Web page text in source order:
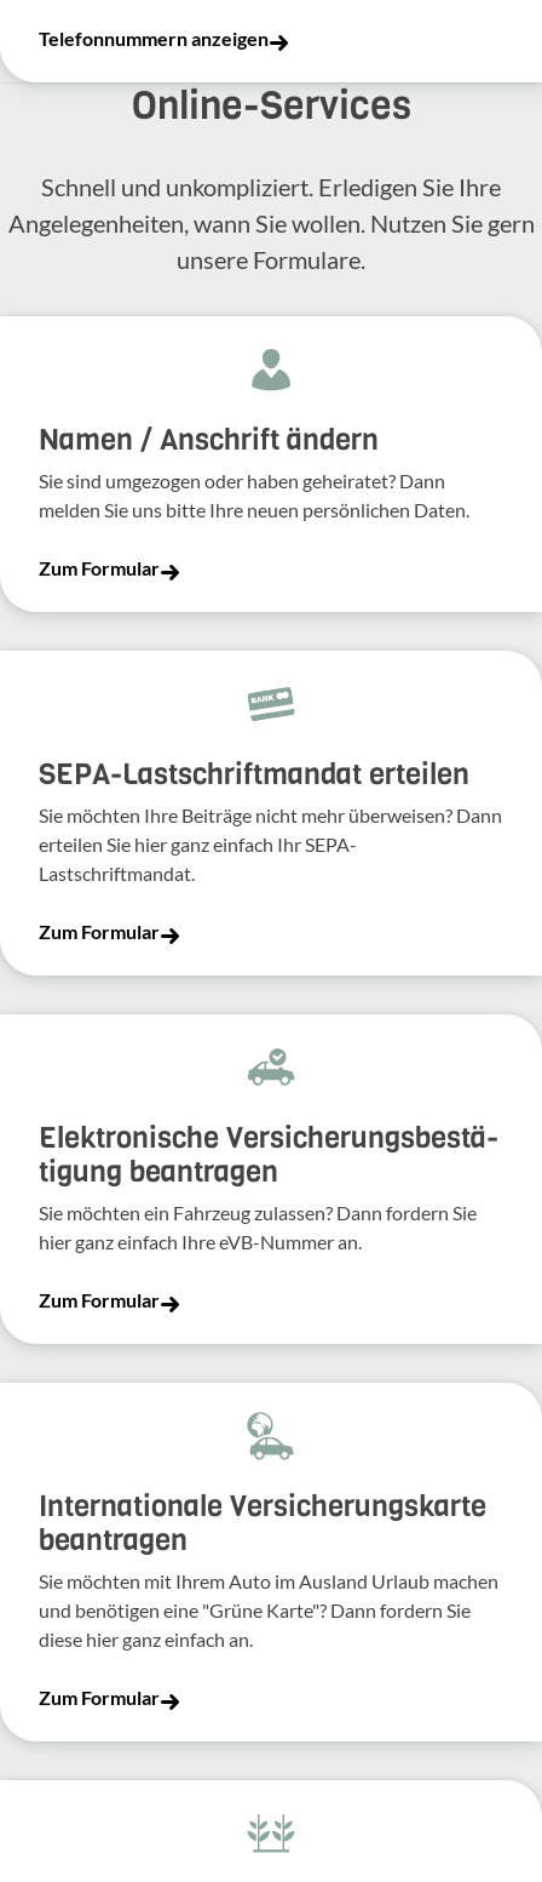
Telefonnummern anzeigen
Online-​Services
Schnell und unkompliziert. Erledigen Sie Ihre
Angelegenheiten, wann Sie wollen. Nutzen Sie gern
unsere Formulare.
Namen / Anschrift ändern
Sie sind umgezogen oder haben geheiratet? Dann
melden Sie uns bitte Ihre neuen persönlichen Daten.
Zum Formular
SEPA-Lastschriftmandat erteilen
Sie möchten Ihre Beiträge nicht mehr überweisen? Dann
erteilen Sie hier ganz einfach Ihr SEPA-
Lastschriftmandat.
Zum Formular
Elek­tro­ni­sche Versi­che­rungs­be­stä­
ti­gung bean­tragen
Sie möchten ein Fahr­zeug zulassen? Dann fordern Sie
hier ganz einfach Ihre eVB-​Nummer an.
Zum Formular
Inter­na­tio­nale Versi­che­rungs­karte
bean­tragen
Sie möchten mit Ihrem Auto im Ausland Urlaub machen
und benö­tigen eine "Grüne Karte"? Dann fordern Sie
diese hier ganz einfach an.
Zum Formular